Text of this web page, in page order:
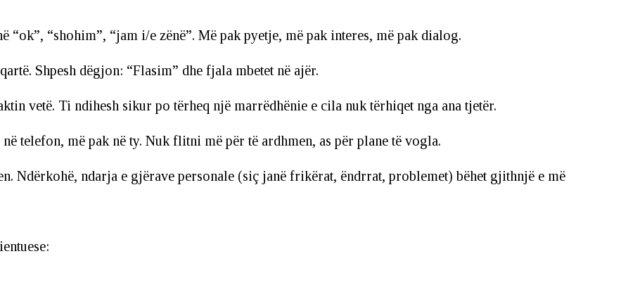
“ok”, “shohim”, “jam i/e zënë”. Më pak pyetje, më pak interes, më pak dialog.
Shpesh dëgjon: “Flasim” dhe fjala mbetet në ajër.
vetë. Ti ndihesh sikur po tërheq një marrëdhënie e cila nuk tërhiqet nga ana tjetër.
telefon, më pak në ty. Nuk flitni më për të ardhmen, as për plane të vogla.
Ndërkohë, ndarja e gjërave personale (siç janë frikërat, ëndrrat, problemet) bëhet gjithnjë e më